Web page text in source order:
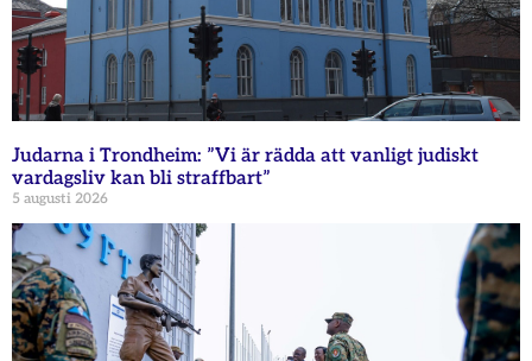
Judarna i Trondheim: ”Vi är rädda att vanligt judiskt
vardagsliv kan bli straffbart”
5 augusti 2026